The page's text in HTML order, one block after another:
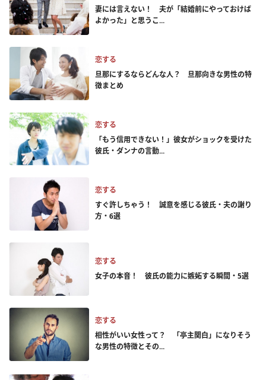
妻には言えない！ 夫が「結婚前にやっておけば
よかった」と思うこ...
恋する
旦那にするならどんな人？ 旦那向きな男性の特
徴まとめ
恋する
「もう信用できない！」彼女がショックを受けた
彼氏・ダンナの言動...
恋する
すぐ許しちゃう！ 誠意を感じる彼氏・夫の謝り
方・6選
恋する
女子の本音！ 彼氏の能力に嫉妬する瞬間・5選
恋する
相性がいい女性って？ 「亭主関白」になりそう
な男性の特徴とその...